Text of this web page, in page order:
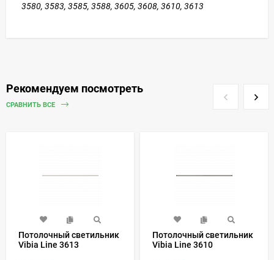
3580, 3583, 3585, 3588, 3605, 3608, 3610, 3613
Рекомендуем посмотреть
СРАВНИТЬ ВСЕ
Потолочный светильник
Vibia Line 3613
Потолочный светильник
Vibia Line 3610